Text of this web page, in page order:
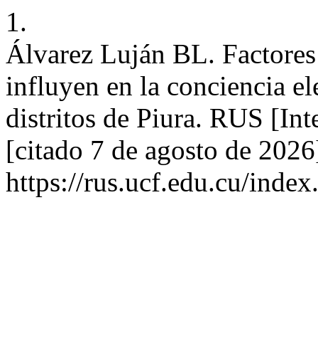
1.
Álvarez Luján BL.
influyen en la conciencia
distritos de Piura. RUS
[citado 7 de agosto de
https://rus.ucf.edu.cu/